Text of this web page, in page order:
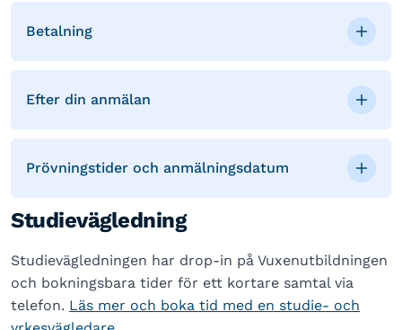
Betalning
Efter din anmälan
Prövningstider och anmälningsdatum
Studievägledning
Studievägledningen har drop-in på Vuxenutbildningen
och bokningsbara tider för ett kortare samtal via
telefon. Läs mer och boka tid med en studie- och